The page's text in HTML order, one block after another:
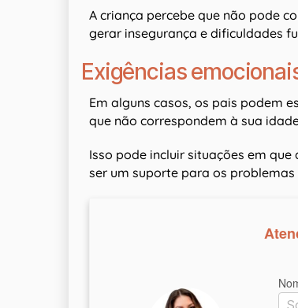
A criança percebe que não pode
gerar insegurança e dificuldades
Exigências
Em alguns casos, os pais podem
que não correspondem à sua
Isso pode incluir situações em
ser um suporte para os